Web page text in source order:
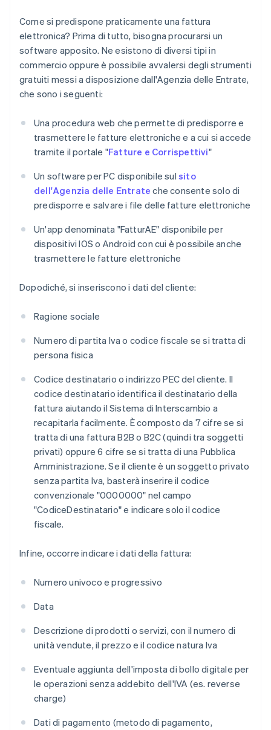
Come si predispone praticamente una fattura
elettronica? Prima di tutto, bisogna procurarsi un
software apposito. Ne esistono di diversi tipi in
commercio oppure è possibile avvalersi degli strumenti
gratuiti messi a disposizione dall'Agenzia delle Entrate,
che sono i seguenti:
Una procedura web che permette di predisporre e
trasmettere le fatture elettroniche e a cui si accede
tramite il portale "Fatture e Corrispettivi"
Un software per PC disponibile sul sito
dell'Agenzia delle Entrate che consente solo di
predisporre e salvare i file delle fatture elettroniche
Un'app denominata "FatturAE" disponibile per
dispositivi IOS o Android con cui è possibile anche
trasmettere le fatture elettroniche
Dopodiché, si inseriscono i dati del cliente:
Ragione sociale
Numero di partita Iva o codice fiscale se si tratta di
persona fisica
Codice destinatario o indirizzo PEC del cliente. Il
codice destinatario identifica il destinatario della
fattura aiutando il Sistema di Interscambio a
recapitarla facilmente. È composto da 7 cifre se si
tratta di una fattura B2B o B2C (quindi tra soggetti
privati) oppure 6 cifre se si tratta di una Pubblica
Amministrazione. Se il cliente è un soggetto privato
senza partita Iva, basterà inserire il codice
convenzionale "0000000" nel campo
"CodiceDestinatario" e indicare solo il codice
fiscale.
Infine, occorre indicare i dati della fattura:
Numero univoco e progressivo
Data
Descrizione di prodotti o servizi, con il numero di
unità vendute, il prezzo e il codice natura Iva
Eventuale aggiunta dell'imposta di bollo digitale per
le operazioni senza addebito dell'IVA (es. reverse
charge)
Dati di pagamento (metodo di pagamento,